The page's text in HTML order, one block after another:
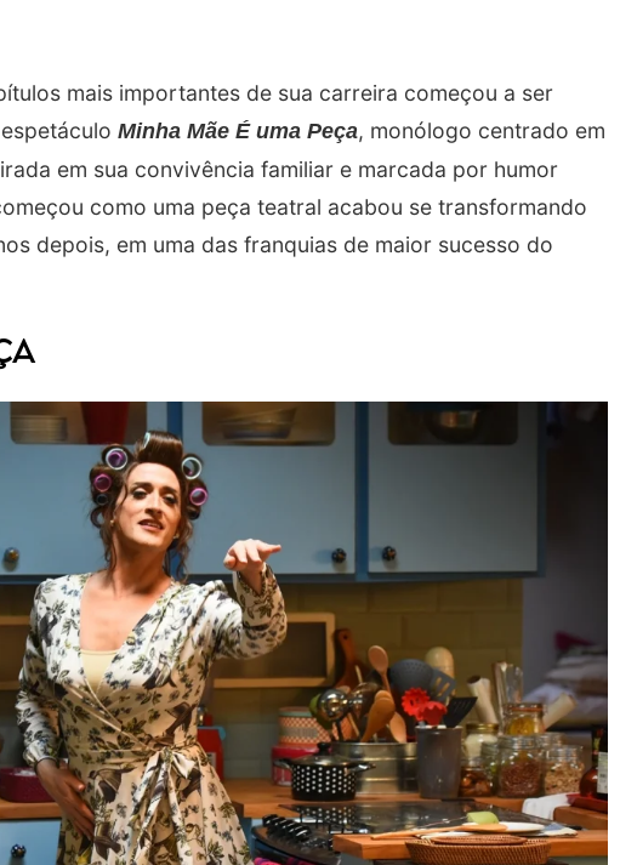
mais importantes de sua carreira começou a ser
Minha Mãe É uma Peça, monólogo centrado em
em sua convivência familiar e marcada por humor
como uma peça teatral acabou se transformando
depois, em uma das franquias de maior sucesso do